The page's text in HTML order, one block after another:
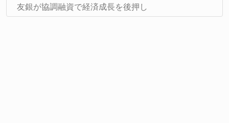
友銀が協調融資で経済成長を後押し